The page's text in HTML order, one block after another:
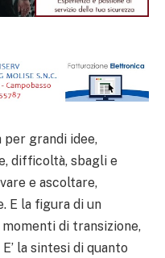
per grandi idee,
difficoltà, sbagli e
e ascoltare,
E la figura di un
di transizione,
la sintesi di quanto